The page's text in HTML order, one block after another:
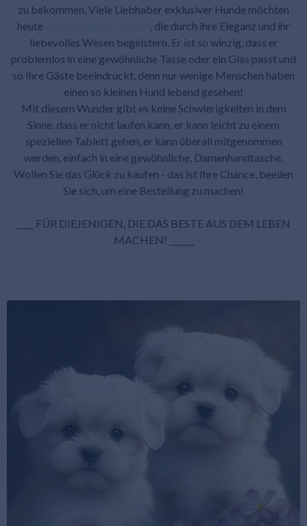
zu bekommen. Viele Liebhaber exklusiver Hunde möchten
heute
, die durch ihre Eleganz und ihr
liebevolles Wesen begeistern. Er ist so winzig, dass er
problemlos in eine gewöhnliche Tasse oder ein Glas passt und
so Ihre Gäste beeindruckt, denn nur wenige Menschen haben
einen so kleinen Hund lebend gesehen!
Mit diesem Wunder gibt es keine Schwierigkeiten in dem
Sinne, dass er nicht laufen kann, er kann leicht zu einem
speziellen Tablett gehen, er kann überall mitgenommen
werden, einfach in eine gewöhnliche, Damenhandtasche.
Wollen Sie das Glück zu kaufen - das ist Ihre Chance, beeilen
Sie sich, um eine Bestellung zu machen!
____ FÜR DIEJENIGEN, DIE DAS BESTE AUS DEM LEBEN
MACHEN! ______